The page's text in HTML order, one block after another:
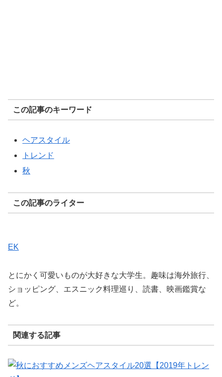
この記事のキーワード
ヘアスタイル
トレンド
秋
この記事のライター
EK
とにかく可愛いものが大好きな大学生。趣味は海外旅行、
ショッピング、エスニック料理巡り、読書、映画鑑賞な
ど。
関連する記事